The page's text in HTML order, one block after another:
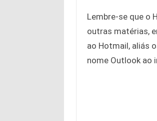
Lembre-se que o
outras matérias,
ao Hotmail, aliás
nome Outlook ao